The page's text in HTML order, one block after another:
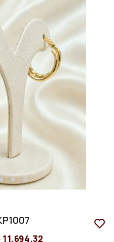
11,694.32